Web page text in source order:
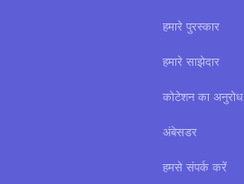
हमारे पुरस्कार
हमारे साझेदार
कोटेशन का अनुरोध
अंबेसडर
हमसे संपर्क करें